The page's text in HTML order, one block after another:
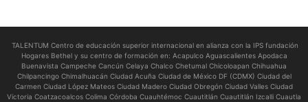
TALENTUM Centro de educación superior internacional en alianza con la IPS fundación
Hogares Bethel y su centro de formación en: Acapulco Aguascalientes Apodaca
Buenavista Campeche Cancún Celaya Chalco Chetumal Chicoloapan Chihuahua
Chilpancingo Chimalhuacán Ciudad Acuña Ciudad de México DF (CDMX) Ciudad del
Carmen Ciudad López Mateos Ciudad Madero Ciudad Obregón Ciudad Valles Ciudad
Victoria Coatzacoalcos Colima Córdoba Cuauhtémoc Cuautitlán Cuautitlán Izcalli Cuautla